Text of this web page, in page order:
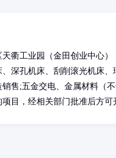
衢工业园（金田创业中心
深孔机床、刮削滚光机床
售;五金交电、金属材料（
目，经相关部门批准后方可